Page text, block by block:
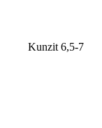
Kunzit 6,5-7